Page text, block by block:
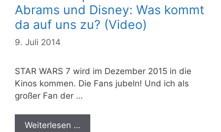
Abrams und Disney: Was kommt
da auf uns zu? (Video)
9. Juli 2014
STAR WARS 7 wird im Dezember 2015 in die
Kinos kommen. Die Fans jubeln! Und ich als
großer Fan der …
Weiterlesen …